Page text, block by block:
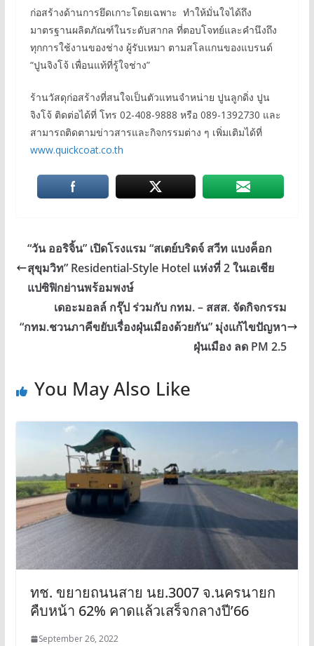
ก่อสร้างด้านการยึดเกาะโดยเฉพาะ ทำให้มั่นใจได้ถึง
มาตรฐานผลิตภัณฑ์ในระดับสากล ที่ตอบโจทย์และคำนึงถึง
ทุกการใช้งานของช่าง ผู้รับเหมา ตามสโลแกนของแบรนด์
“ปูนจิงโจ้ เพื่อนแท้ที่รู้ใจช่าง”
ร้านวัสดุก่อสร้างที่สนใจเป็นตัวแทนจำหน่าย ปูนลูกดิ่ง ปูน
จิงโจ้ ติดต่อได้ที่ โทร 02-408-9888 หรือ 089-1392730 และ
สามารถติดตามข่าวสารและกิจกรรมต่าง ๆ เพิ่มเติมได้ที่
www.quickcoat.co.th
“วัน ออริจิ้น” เปิดโรงแรม “สเตย์บริดจ์ สวีท แบงค็อก
สุขุมวิท” Residential-Style Hotel แห่งที่ 2 ในเอเชีย
แปซิฟิกย่านพร้อมพงษ์
เดอะมอลล์ กรุ๊ป ร่วมกับ กทม. – สสส. จัดกิจกรรม
“กทม.ชวนภาคีขยับเรื่องฝุ่นเมืองด้วยกัน” มุ่งแก้ไขปัญหา
ฝุ่นเมือง ลด PM 2.5
You May Also Like
ทช. ขยายถนนสาย นย.3007 จ.นครนายก
คืบหน้า 62% คาดแล้วเสร็จกลางปี’66
September 26, 2022